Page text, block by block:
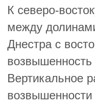
К северо-
между
Днестра с
Вертикальное
возвышенности